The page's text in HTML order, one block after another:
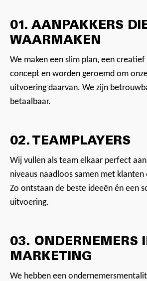
01. AANPAKKERS
WAARMAKEN
We maken een slim plan, een
concept en worden geroemd om
uitvoering daarvan. We zijn
betaalbaar.
02. TEAMPLAYERS
Wij vullen als team elkaar perfect
niveaus naadloos samen met klanten
Zo ontstaan de beste ideeën én een
uitvoering.
03. ONDERNEMERS
MARKETING
We hebben een